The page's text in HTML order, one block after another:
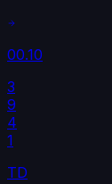
00.10
3
9
4
1
TD